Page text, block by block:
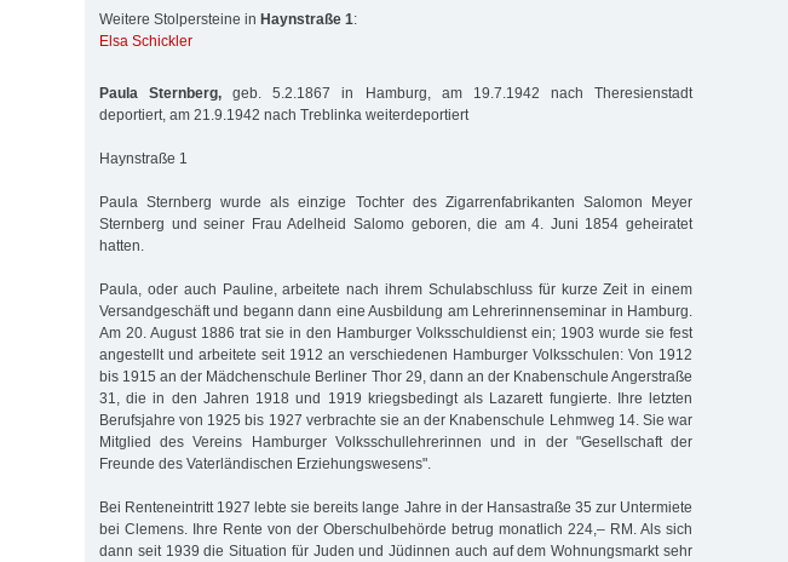
Weitere Stolpersteine in Haynstraße 1:
Elsa Schickler
Paula Sternberg, geb. 5.2.1867 in Hamburg, am 19.7.1942 nach Theresienstadt
deportiert, am 21.9.1942 nach Treblinka weiterdeportiert
Haynstraße 1
Paula Sternberg wurde als einzige Tochter des Zigarrenfabrikanten Salo­mon Meyer
Sternberg und seiner Frau Adelheid Salomo geboren, die am 4. Juni 1854 geheiratet
hatten.
Paula, oder auch Pauline, arbeitete nach ihrem Schulabschluss für kurze Zeit in einem
Versandgeschäft und begann dann eine Ausbildung am Lehrerinnenseminar in Hamburg.
Am 20. August 1886 trat sie in den Hamburger Volksschuldienst ein; 1903 wurde sie fest
angestellt und arbeitete seit 1912 an verschiedenen Hamburger Volksschulen: Von 1912
bis 1915 an der Mädchenschule Berliner Thor 29, dann an der Knabenschule Angerstraße
31, die in den Jahren 1918 und 1919 kriegsbedingt als Lazarett fungierte. Ihre letzten
Berufsjahre von 1925 bis 1927 verbrachte sie an der Knabenschule Lehmweg 14. Sie war
Mitglied des Vereins Hamburger Volksschullehrerinnen und in der "Gesellschaft der
Freunde des Vaterländischen Erziehungswesens".
Bei Renteneintritt 1927 lebte sie bereits lange Jahre in der Hansastraße 35 zur Untermiete
bei Clemens. Ihre Rente von der Oberschulbehörde betrug monatlich 224,– RM. Als sich
dann seit 1939 die Situation für Juden und Jüdinnen auch auf dem Wohnungsmarkt sehr